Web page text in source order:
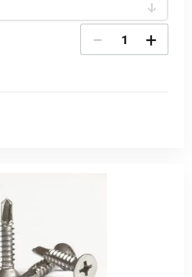
− +